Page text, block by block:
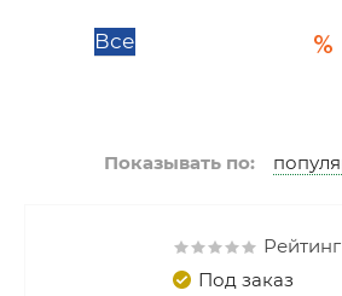
Все
Показывать по:
Рейтинг
Под заказ